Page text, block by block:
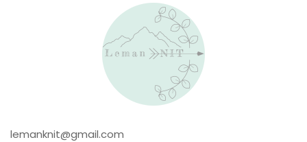
lemanknit@gmail.com